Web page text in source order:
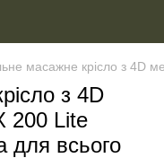
масажне крісло з 4D
з 4D
200 Lite
для всього